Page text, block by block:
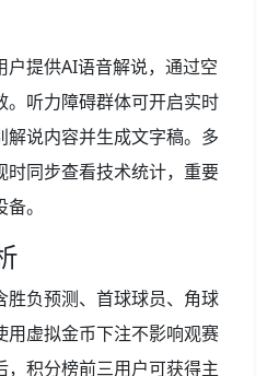
提供AI语音解说，通过空
。听力障碍群体可开启实时
解说内容并生成文字稿。多
时同步查看技术统计，重要
。
胜负预测、首球球员、角球
用虚拟金币下注不影响观赛
积分榜前三用户可获得主